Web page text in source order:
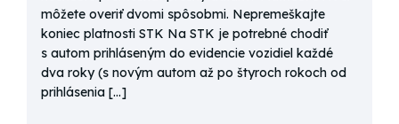
môžete overiť dvomi spôsobmi. Nepremeškajte
koniec platnosti STK Na STK je potrebné chodiť
s autom prihláseným do evidencie vozidiel každé
dva roky (s novým autom až po štyroch rokoch od
prihlásenia […]